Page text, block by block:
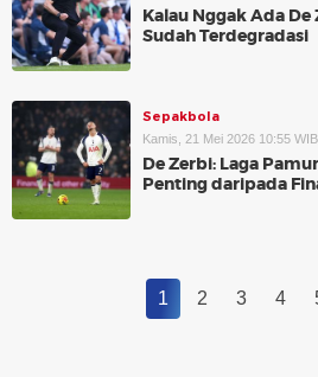
Kalau Nggak Ada
Sudah Terdegradasi
Sepakbola
Kamis, 21 Mei 2026 10:55 WIB
De Zerbi: Laga
Penting daripada
1 2 3 4